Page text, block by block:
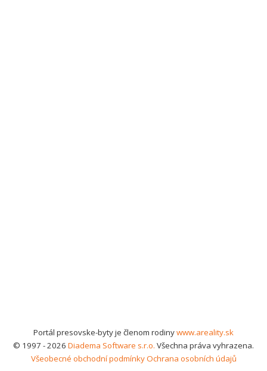
Portál presovske-byty je členom rodinywww.areality.sk
© 1997 - 2026 Diadema Software s.r.o. Všechna práva vyhrazena.
Všeobecné obchodní podmínkyOchrana osobních údajů